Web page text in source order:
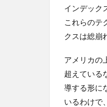
インデック
これらのテ
クスは総崩
アメリカの
超えている
導する形に
いるわけで